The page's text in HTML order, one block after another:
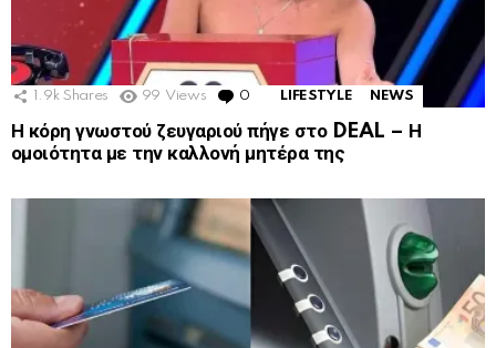
1.9k Shares 99 Views 0 Comments
LIFESTYLE NEWS
Η κόρη γνωστού ζευγαριού πήγε στο DEAL – Η
ομοιότητα με την καλλονή μητέρα της